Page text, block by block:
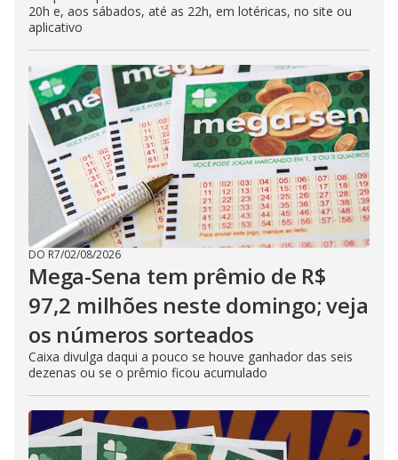
20h e, aos sábados, até as 22h, em lotéricas, no site ou
aplicativo
DO R7/02/08/2026
Mega-Sena tem prêmio de R$
97,2 milhões neste domingo; veja
os números sorteados
Caixa divulga daqui a pouco se houve ganhador das seis
dezenas ou se o prêmio ficou acumulado